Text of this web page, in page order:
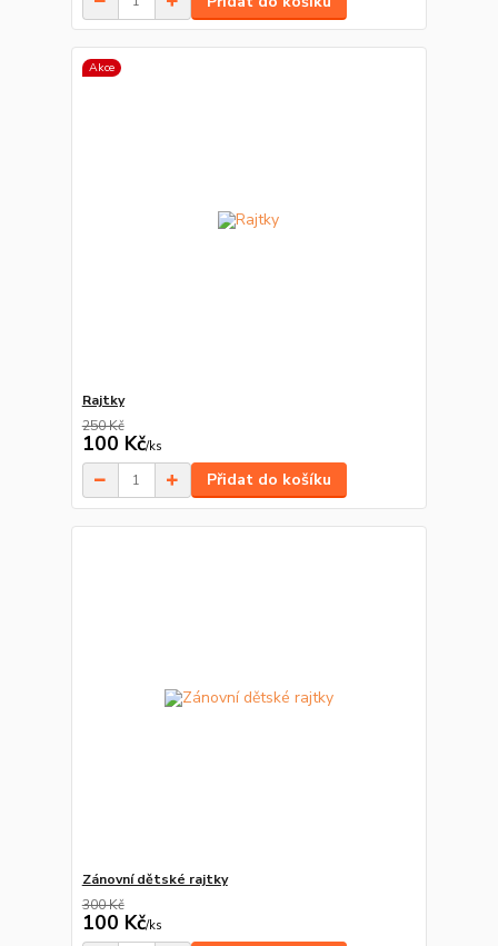
Akce
Rajtky
250 Kč
100 Kč/ks
Přidat do košíku
Zánovní dětské rajtky
300 Kč
100 Kč/ks